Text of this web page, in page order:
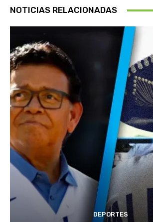
NOTICIAS RELACIONADAS
DEPORTES